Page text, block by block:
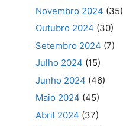
Novembro 2024 (35)
Outubro 2024 (30)
Setembro 2024 (7)
Julho 2024 (15)
Junho 2024 (46)
Maio 2024 (45)
Abril 2024 (37)